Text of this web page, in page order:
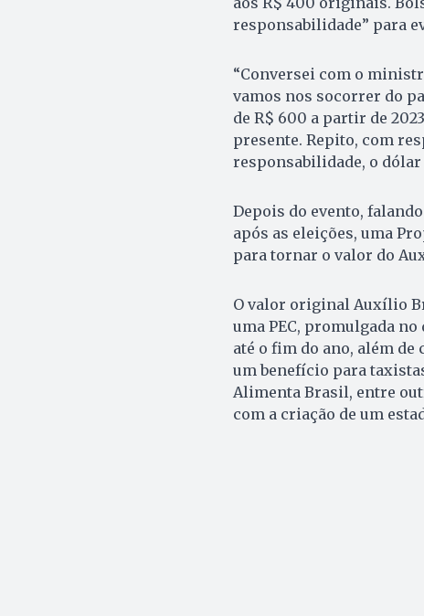
responsabilidade” para
“Conversei com o
vamos nos socorrer do
de R$ 600 a partir de
presente. Repito, com
responsabilidade, o dólar
Depois do evento,
após as eleições, uma
para tornar o valor do
O valor original Auxílio
uma PEC, promulgada
até o fim do ano, além
um benefício para
Alimenta Brasil, entre
com a criação de um